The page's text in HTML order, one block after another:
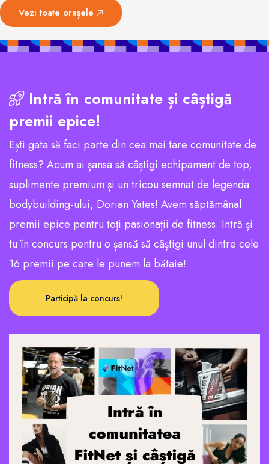
Vezi toate orașele
Intră în comunitate și câștigă
premii epice!
Ești gata să faci parte din cea mai tare comunitate de
fitness? Acum ai șansa să câștigi echipament de top,
suplimente premium și un tricou semnat de legenda
bodybuilding-ului, Dorian Yates! Avem săptămânal
premii epice pentru toți pasionații de fitness. Intră și
tu în concurs pentru o șansă să câștigi unul dintre cele
16 premii pe care le punem la bătaie!
Participă la concurs!